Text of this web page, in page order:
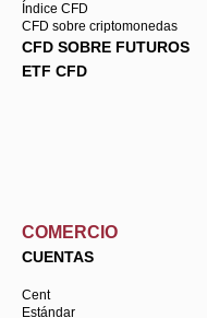
Índice CFD
CFD sobre criptomonedas
CFD SOBRE FUTUROS
ETF CFD
COMERCIO
CUENTAS
Cent
Estándar